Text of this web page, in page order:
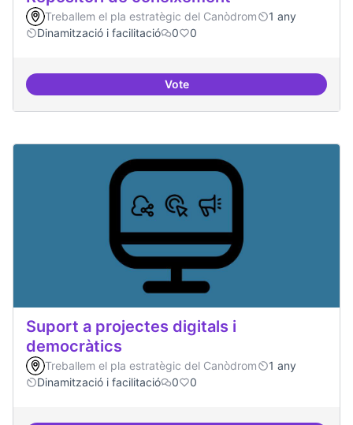
Treballem el pla estratègic del Canòdrom
1 any
Dinamització i facilitació
0 0
VoteRepositori de coneixement
Suport a projectes digitals i
democràtics
Treballem el pla estratègic del Canòdrom
1 any
Dinamització i facilitació
0 0